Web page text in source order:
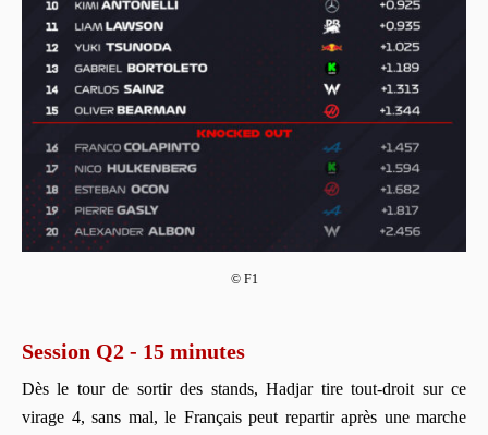
© F1
Session Q2 - 15 minutes
Dès le tour de sortir des stands, Hadjar tire tout-droit sur ce
virage 4, sans mal, le Français peut repartir après une marche